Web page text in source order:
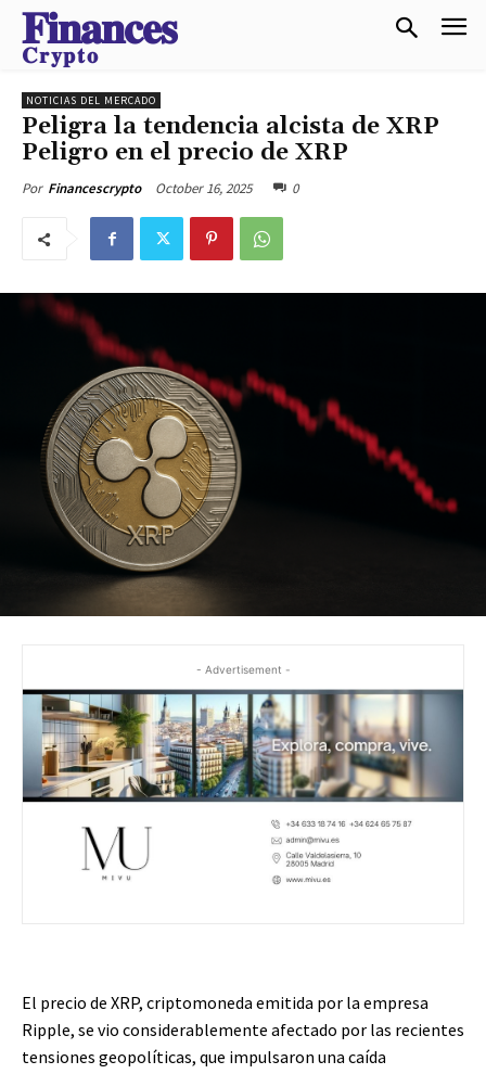
𝐅𝐢𝐧𝐚𝐧𝐜𝐞𝐬
𝐂𝐫𝐲𝐩𝐭𝐨
NOTICIAS DEL MERCADO
Peligra la tendencia alcista de XRP
Peligro en el precio de XRP
Por Financescrypto October 16, 2025 0
- Advertisement -
El precio de XRP, criptomoneda emitida por la empresa
Ripple, se vio considerablemente afectado por las recientes
tensiones geopolíticas, que impulsaron una caída